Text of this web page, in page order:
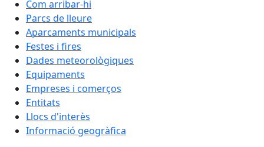
Com arribar-hi
Parcs de lleure
Aparcaments municipals
Festes i fires
Dades meteorològiques
Equipaments
Empreses i comerços
Entitats
Llocs d'interès
Informació geogràfica